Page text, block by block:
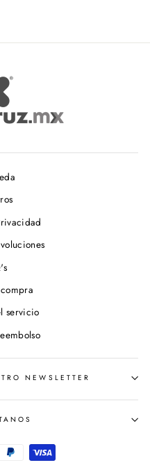
servicio
NEWSLETTER